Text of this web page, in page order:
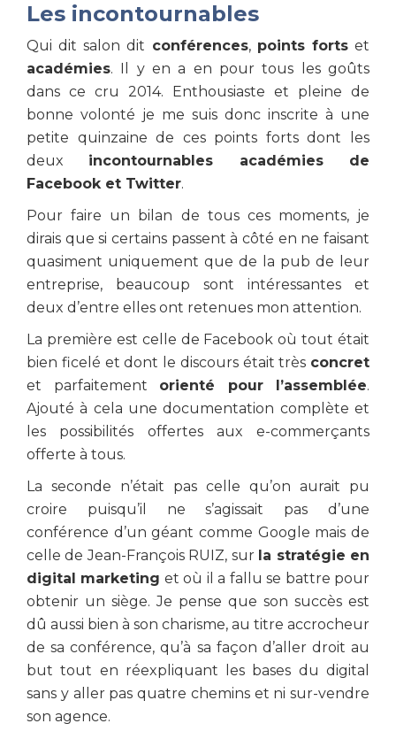
Les incontournables
Qui dit salon dit conférences, points fortset
académies. Il y en a en pour tous les goûts
dans ce cru 2014. Enthousiaste et pleine de
bonne volonté je me suis donc inscrite à une
petite quinzaine de ces points forts dont les
deux incontournables académies de
Facebook et Twitter.
Pour faire un bilan de tous ces moments, je
dirais que si certains passent à côté en ne faisant
quasiment uniquement que de la pub de leur
entreprise, beaucoup sont intéressantes et
deux d’entre elles ont retenues mon attention.
La première est celle de Facebook où tout était
bien ficelé et dont le discours était très concret
et parfaitement orienté pour l’assemblée.
Ajouté à cela une documentation complète et
les possibilités offertes aux e-commerçants
offerte à tous.
La seconde n’était pas celle qu’on aurait pu
croire puisqu’il ne s’agissait pas d’une
conférence d’un géant comme Google mais de
celle de Jean-François RUIZ, sur la stratégie en
digital marketing et où il a fallu se battre pour
obtenir un siège. Je pense que son succès est
dû aussi bien à son charisme, au titre accrocheur
de sa conférence, qu’à sa façon d’aller droit au
but tout en réexpliquant les bases du digital
sans y aller pas quatre chemins et ni sur-vendre
son agence.